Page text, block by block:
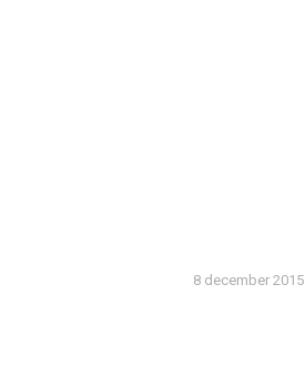
8 december 2015